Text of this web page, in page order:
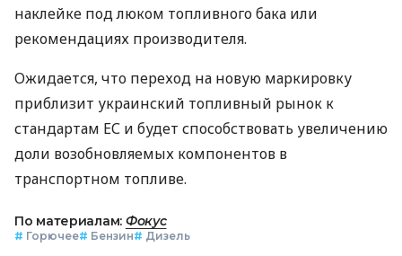
наклейке под люком топливного бака или
рекомендациях производителя.
Ожидается, что переход на новую маркировку
приблизит украинский топливный рынок к
стандартам ЕС и будет способствовать увеличению
доли возобновляемых компонентов в
транспортном топливе.
По материалам: Фокус
# Горючее# Бензин# Дизель